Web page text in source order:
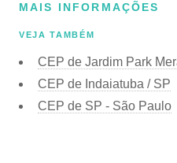
MAIS INFORMAÇÕES
VEJA TAMBÉM
CEP de Jardim Park
CEP de Indaiatuba / SP
CEP de SP - São Paulo